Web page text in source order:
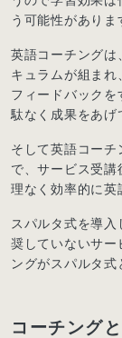
う可能性がありま
英語コーチングは
キュラムが組まれ
フィードバック
駄なく成果をあげ
そして英語コー
で、サービス受
理なく効率的に英
スパルタ式を導
奨していないサー
ングがスパルタ式
コーチング